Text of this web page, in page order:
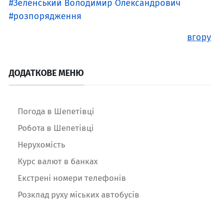
Зеленський Володимир Олександрович
розпорядження
вгору
ДОДАТКОВЕ МЕНЮ
Погода в Шепетівці
Робота в Шепетівці
Нерухомість
Курс валют в банках
Екстрені номери телефонів
Розклад руху міських автобусів